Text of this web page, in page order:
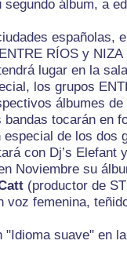
segundo álbum, a
españolas,
RÍOS y NIZA
lugar en la
los grupos
álbumes de
bandas tocarán en
de los dos
con Dj’s Elefant
Noviembre su
(productor de
voz femenina,
suave" en